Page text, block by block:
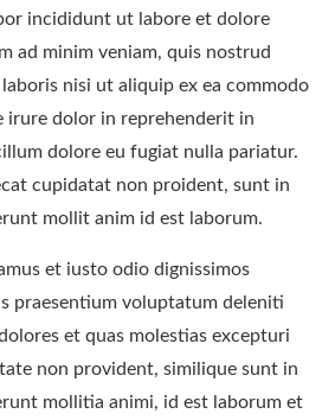
incididunt ut labore et dolore
ad minim veniam, quis nostrud
nisi ut aliquip ex ea commodo
irure dolor in reprehenderit in
dolore eu fugiat nulla pariatur.
cupidatat non proident, sunt in
mollit anim id est laborum.
et iusto odio dignissimos
praesentium voluptatum deleniti
et quas molestias excepturi
non provident, similique sunt in
mollitia animi, id est laborum et